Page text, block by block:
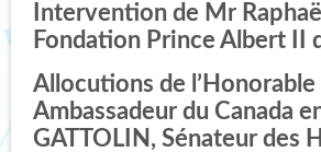
Intervention de Mr
Fondation Prince Albert II
Allocutions de
Ambassadeur du Canada
GATTOLIN, Sénateur des